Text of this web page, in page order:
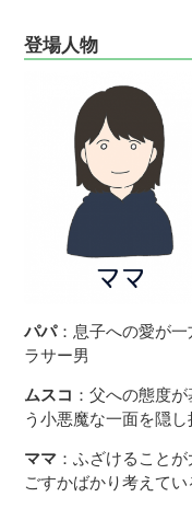
登場人物
パパ：息子への愛が
ラサー男
ムスコ ：父への態度
う小悪魔な一面を隠し
ママ ：ふざけること
ごすかばかり考えて